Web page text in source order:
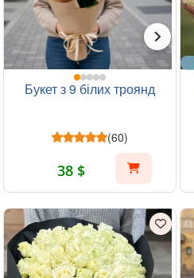
Букет з 9 білих троянд
(60)
38 $